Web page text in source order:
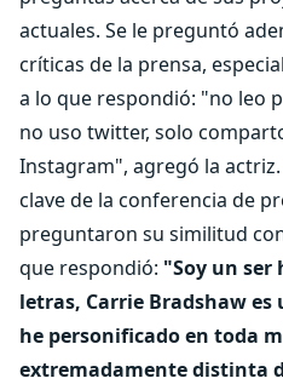
actuales. Se le preguntó
críticas de la prensa,
a lo que respondió: "no leo
no uso twitter, solo
Instagram", agregó la
clave de la conferencia de
preguntaron su similitud
que respondió: "Soy un ser
letras, Carrie Bradshaw
he personificado en toda
extremadamente distinta